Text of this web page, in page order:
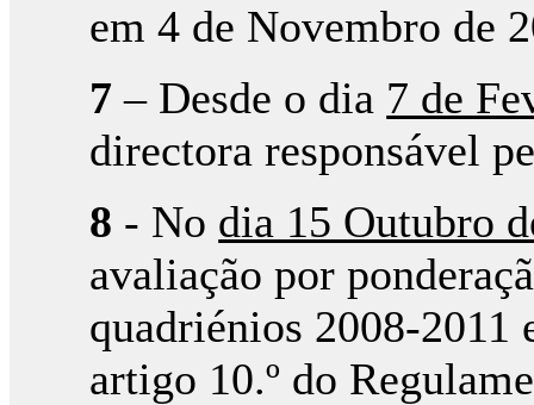
em 4 de Novembro de
7 – Desde o dia 7 de
directora responsável
8 - No dia 15 Outubro
avaliação por
quadriénios 2008-2011
artigo 10.º do